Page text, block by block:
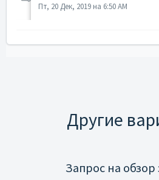
Пт, 20 Дек, 2019 на 6:50 AM
Другие
Запрос на обзор